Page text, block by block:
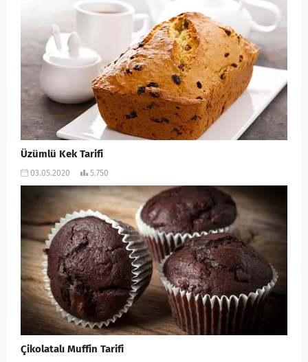
Üzümlü Kek Tarifi
03.05.2020 5.750
Çikolatalı Muffin Tarifi